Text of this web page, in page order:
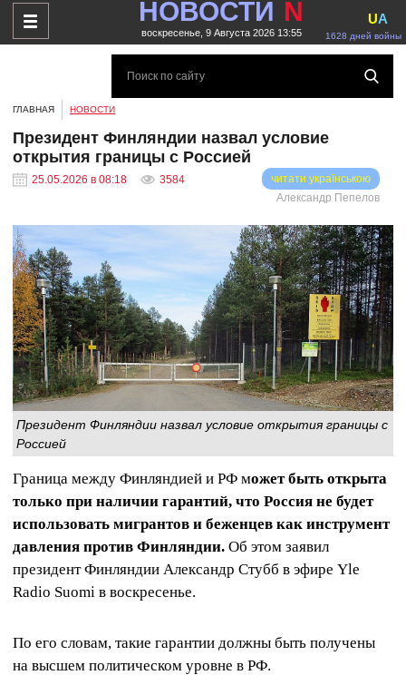
НОВОСТИ N
воскресенье, 9 Августа 2026 13:55 1628 дней войны
UA
ГЛАВНАЯ НОВОСТИ
Президент Финляндии назвал условие
открытия границы с Россией
25.05.2026 в 08:18 3584
читати українською
Александр Пепелов
Президент Финляндии назвал условие открытия границы с
Россией
Граница между Финляндией и РФ может быть открыта
только при наличии гарантий, что Россия не будет
использовать мигрантов и беженцев как инструмент
давления против Финляндии. Об этом заявил
президент Финляндии Александр Стубб в эфире Yle
Radio Suomi в воскресенье.
По его словам, такие гарантии должны быть получены
на высшем политическом уровне в РФ.